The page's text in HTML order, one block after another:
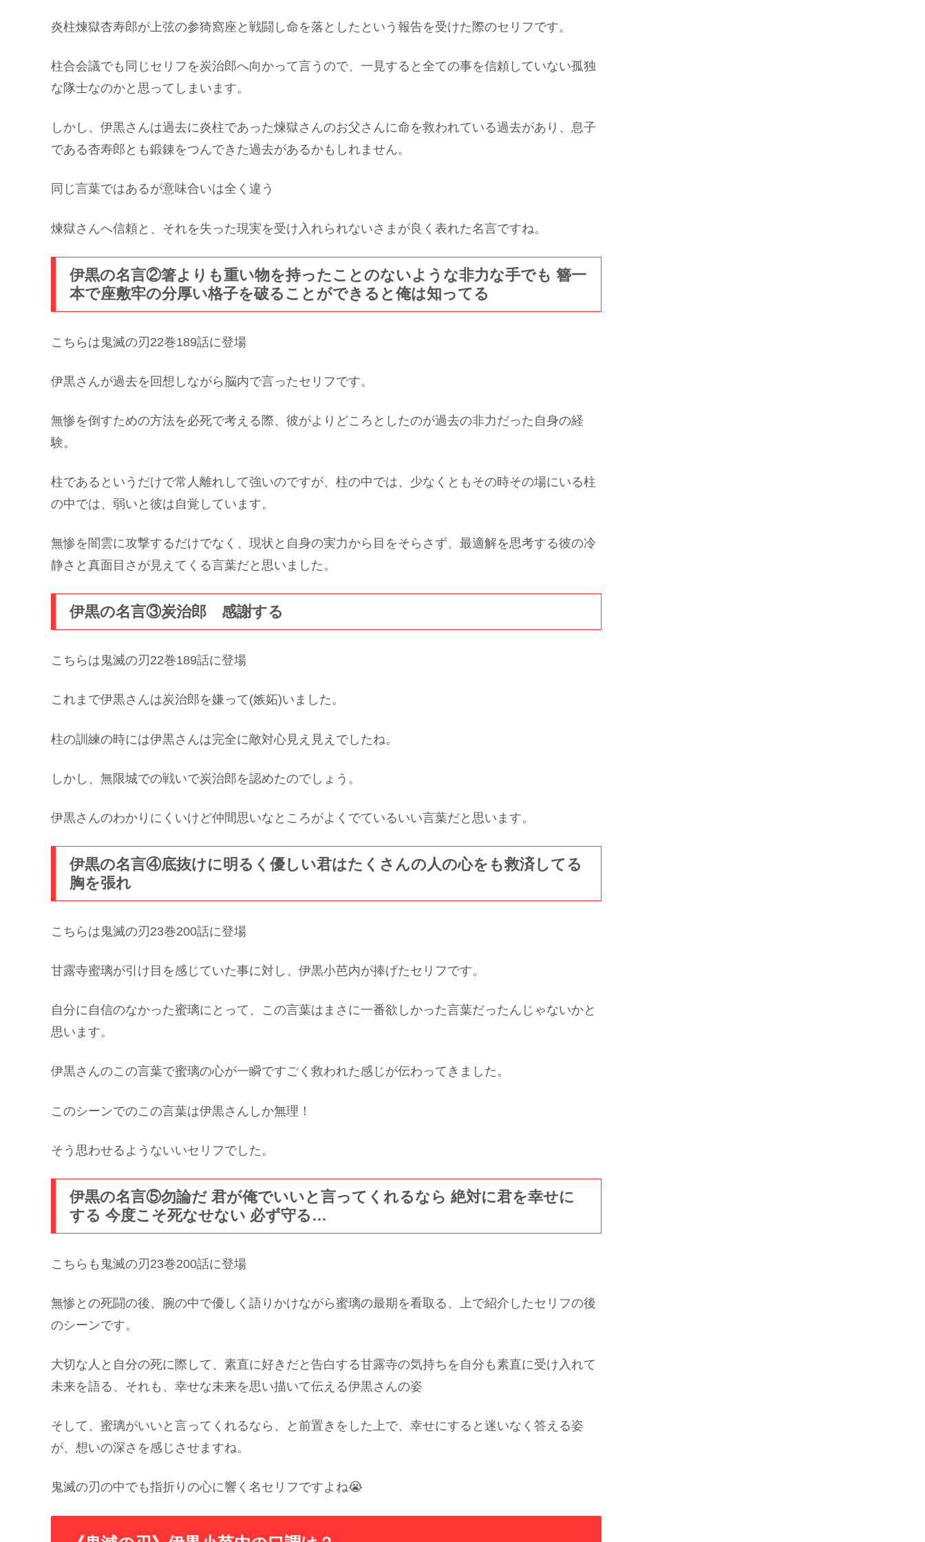
炎柱煉獄杏寿郎が上弦の参猗窩座と戦闘し命を落としたという報告を受けた際のセリフです。
柱合会議でも同じセリフを炭治郎へ向かって言うので、一見すると全ての事を信頼していない孤独
な隊士なのかと思ってしまいます。
しかし、伊黒さんは過去に炎柱であった煉獄さんのお父さんに命を救われている過去があり、息子
である杏寿郎とも鍛錬をつんできた過去があるかもしれません。
同じ言葉ではあるが意味合いは全く違う
煉獄さんへ信頼と、それを失った現実を受け入れられないさまが良く表れた名言ですね。
伊黒の名言②箸よりも重い物を持ったことのないような非力な手でも 簪一
本で座敷牢の分厚い格子を破ることができると俺は知ってる
こちらは鬼滅の刃22巻189話に登場
伊黒さんが過去を回想しながら脳内で言ったセリフです。
無惨を倒すための方法を必死で考える際、彼がよりどころとしたのが過去の非力だった自身の経
験。
柱であるというだけで常人離れして強いのですが、柱の中では、少なくともその時その場にいる柱
の中では、弱いと彼は自覚しています。
無惨を闇雲に攻撃するだけでなく、現状と自身の実力から目をそらさず、最適解を思考する彼の冷
静さと真面目さが見えてくる言葉だと思いました。
伊黒の名言③炭治郎 感謝する
こちらは鬼滅の刃22巻189話に登場
これまで伊黒さんは炭治郎を嫌って(嫉妬)いました。
柱の訓練の時には伊黒さんは完全に敵対心見え見えでしたね。
しかし、無限城での戦いで炭治郎を認めたのでしょう。
伊黒さんのわかりにくいけど仲間思いなところがよくでているいい言葉だと思います。
伊黒の名言④底抜けに明るく優しい君はたくさんの人の心をも救済してる
胸を張れ
こちらは鬼滅の刃23巻200話に登場
甘露寺蜜璃が引け目を感じていた事に対し、伊黒小芭内が捧げたセリフです。
自分に自信のなかった蜜璃にとって、この言葉はまさに一番欲しかった言葉だったんじゃないかと
思います。
伊黒さんのこの言葉で蜜璃の心が一瞬ですごく救われた感じが伝わってきました。
このシーンでのこの言葉は伊黒さんしか無理！
そう思わせるようないいセリフでした。
伊黒の名言⑤勿論だ 君が俺でいいと言ってくれるなら 絶対に君を幸せに
する 今度こそ死なせない 必ず守る…
こちらも鬼滅の刃23巻200話に登場
無惨との死闘の後、腕の中で優しく語りかけながら蜜璃の最期を看取る、上で紹介したセリフの後
のシーンです。
大切な人と自分の死に際して、素直に好きだと告白する甘露寺の気持ちを自分も素直に受け入れて
未来を語る、それも、幸せな未来を思い描いて伝える伊黒さんの姿
そして、蜜璃がいいと言ってくれるなら、と前置きをした上で、幸せにすると迷いなく答える姿
が、想いの深さを感じさせますね。
鬼滅の刃の中でも指折りの心に響く名セリフですよね😭